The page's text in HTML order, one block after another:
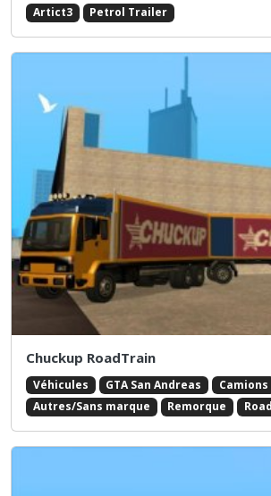
Artict3
Petrol Trailer
Chuckup RoadTrain
Véhicules GTA San Andreas
Camions
Autres/Sans marque
Remorque